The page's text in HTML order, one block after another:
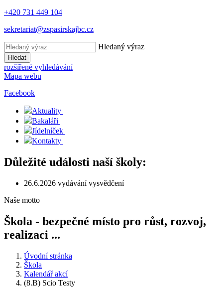
+420 731 449 104
sekretariat@zspasirskajbc.cz
Hledaný výraz
Hledat
rozšířené vyhledávání
Mapa webu
Facebook
Aktuality
Bakaláři
Jídelníček
Kontakty
Důležité události naší školy:
26.6.2026 vydávání vysvědčení
Naše motto
Škola - bezpečné místo pro růst, rozvoj,
realizaci ...
Úvodní stránka
Škola
Kalendář akcí
(8.B) Scio Testy